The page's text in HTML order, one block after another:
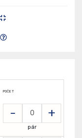
POČET
- +
pár